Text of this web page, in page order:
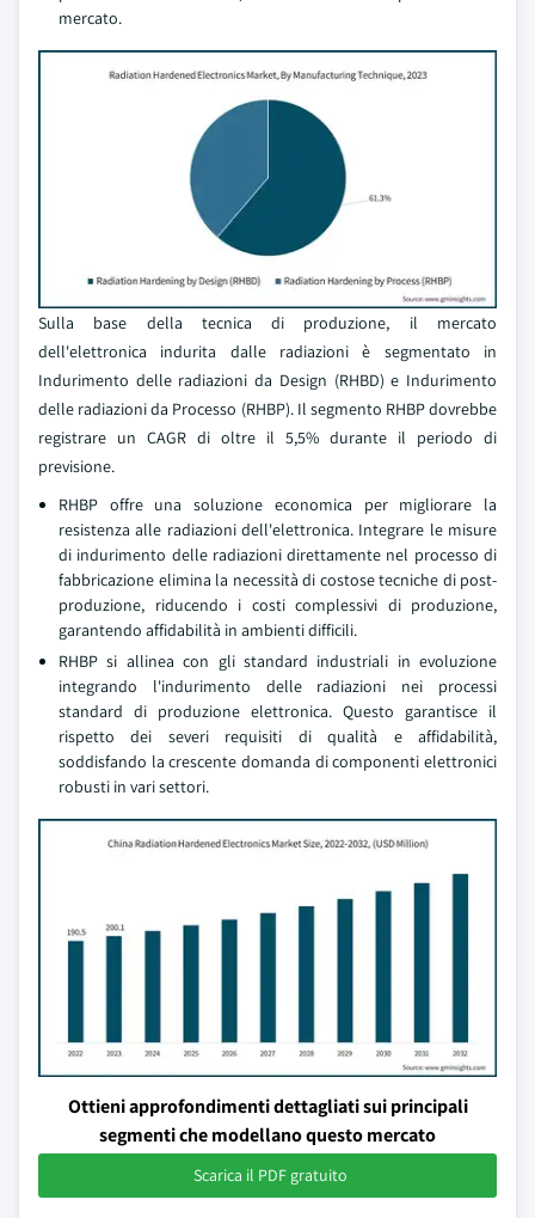
mercato.
Sulla base della tecnica di produzione, il mercato
dell'elettronica indurita dalle radiazioni è segmentato in
Indurimento delle radiazioni da Design (RHBD) e Indurimento
delle radiazioni da Processo (RHBP). Il segmento RHBP dovrebbe
registrare un CAGR di oltre il 5,5% durante il periodo di
previsione.
RHBP offre una soluzione economica per migliorare la
resistenza alle radiazioni dell'elettronica. Integrare le misure
di indurimento delle radiazioni direttamente nel processo di
fabbricazione elimina la necessità di costose tecniche di post-
produzione, riducendo i costi complessivi di produzione,
garantendo affidabilità in ambienti difficili.
RHBP si allinea con gli standard industriali in evoluzione
integrando l'indurimento delle radiazioni nei processi
standard di produzione elettronica. Questo garantisce il
rispetto dei severi requisiti di qualità e affidabilità,
soddisfando la crescente domanda di componenti elettronici
robusti in vari settori.
Ottieni approfondimenti dettagliati sui principali
segmenti che modellano questo mercato
Scarica il PDF gratuito